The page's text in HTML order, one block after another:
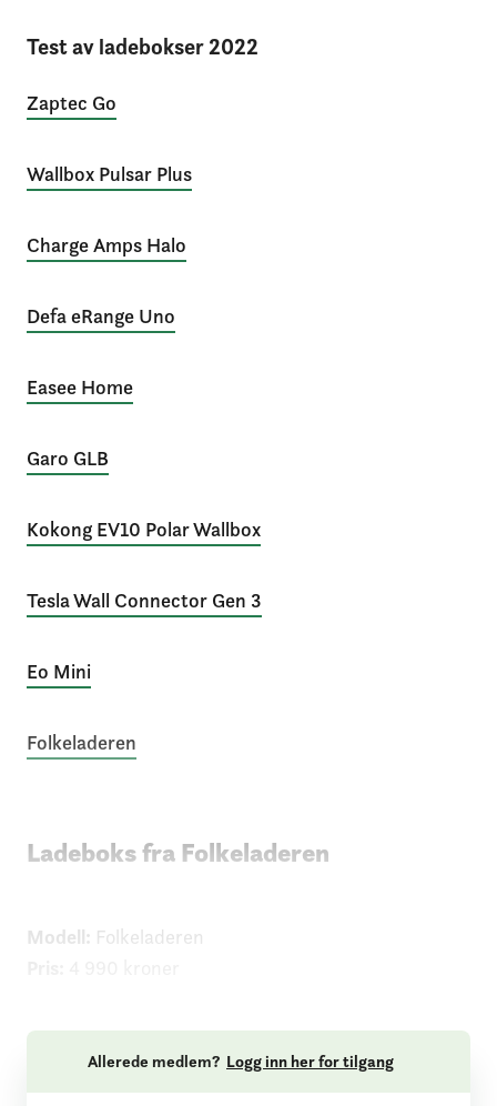
Test av ladebokser 2022
Zaptec Go
Wallbox Pulsar Plus
Charge Amps Halo
Defa eRange Uno
Easee Home
Garo GLB
Kokong EV10 Polar Wallbox
Tesla Wall Connector Gen 3
Eo Mini
Folkeladeren
Ladeboks fra Folkeladeren
Modell: Folkeladeren
Allerede medlem? Logg inn her for tilgang